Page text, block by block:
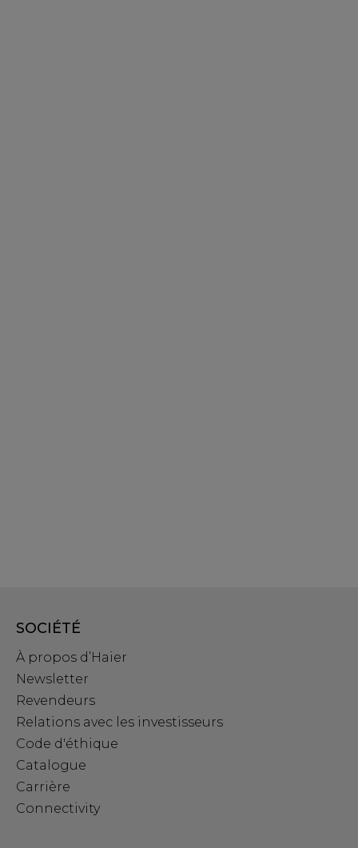
SOCIÉTÉ
À propos d’Haier
Newsletter
Revendeurs
Relations avec les investisseurs
Code d'éthique
Catalogue
Carrière
Connectivity